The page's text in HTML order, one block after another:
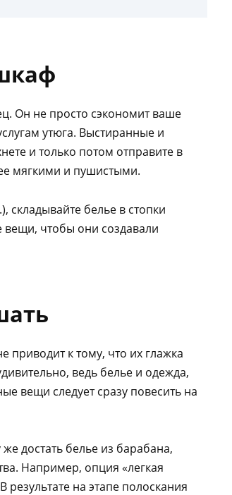
Он не просто сэкономит ваше
утюга. Выстиранные и
и только потом отправите в
мягкими и пушистыми.
складывайте белье в стопки
вещи, чтобы они создавали
к тому, что их глажка
ведь белье и одежда,
вещи следует сразу повесить на
достать белье из барабана,
Например, опция «легкая
на этапе полоскания